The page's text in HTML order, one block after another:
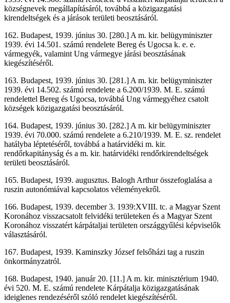
községnevek megállapításáról, továbbá a közigazgatási
kirendeltségek és a járások területi beosztásáról.
162. Budapest, 1939. június 30. [280.] A m. kir. belügyminiszter
1939. évi 14.501. számú rendelete Bereg és Ugocsa k. e. e.
vármegyék, valamint Ung vármegye járási beosztásának
kiegészítéséről.
163. Budapest, 1939. június 30. [281.] A m. kir. belügyminiszter
1939. évi 14.502. számú rendelete a 6.200/1939. M. E. számú
rendelettel Bereg és Ugocsa, továbbá Ung vármegyéhez csatolt
községek közigazgatási beosztásáról.
164. Budapest, 1939. június 30. [282.] A m. kir belügyminiszter
1939. évi 70.000. számú rendelete a 6.210/1939. M. E. sz. rendelet
hatályba léptetéséről, továbbá a határvidéki m. kir.
rendőrkapitányság és a m. kir. határvidéki rendőrkirendeltségek
területi beosztásáról.
165. Budapest, 1939. augusztus. Balogh Arthur összefoglalása a
ruszin autonómiával kapcsolatos véleményekről.
166. Budapest, 1939. december 3. 1939:XVIII. tc. a Magyar Szent
Koronához visszacsatolt felvidéki területeken és a Magyar Szent
Koronához visszatért kárpátaljai területen országgyűlési képviselők
választásáról.
167. Budapest, 1939. Kaminszky József felsőházi tag a ruszin
önkormányzatról.
168. Budapest, 1940. január 20. [11.] A m. kir. minisztérium 1940.
évi 520. M. E. számú rendelete Kárpátalja közigazgatásának
ideiglenes rendezéséről szóló rendelet kiegészítéséről.